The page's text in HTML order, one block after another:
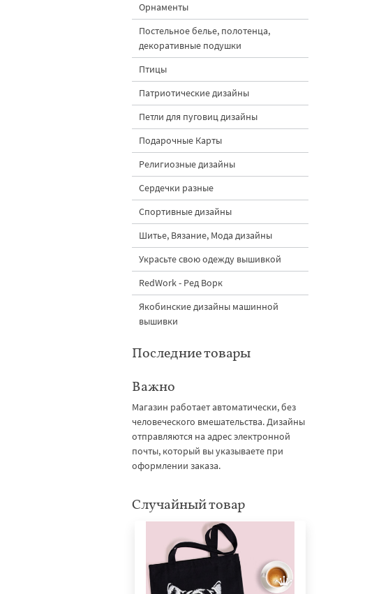
Орнаменты
Постельное белье, полотенца,
декоративные подушки
Птицы
Патриотические дизайны
Петли для пуговиц дизайны
Подарочные Карты
Религиозные дизайны
Сердечки разные
Спортивные дизайны
Шитье, Вязание, Мода дизайны
Украсьте свою одежду вышивкой
RedWork - Ред Ворк
Якобинские дизайны машинной
вышивки
Последние товары
Важно
Магазин работает автоматически, без
человеческого вмешательства. Дизайны
отправляются на адрес электронной
почты, который вы указываете при
оформлении заказа.
Случайный товар